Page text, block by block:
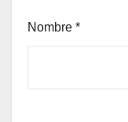
Nombre *